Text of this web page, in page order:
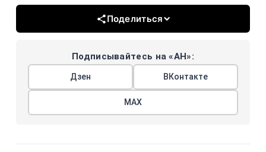
Поделиться
Подписывайтесь на «АН»:
Дзен ВКонтакте
МАХ